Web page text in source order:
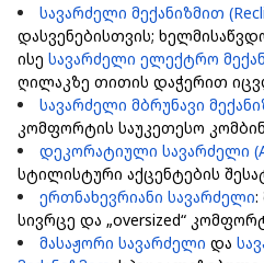
სავარძელი მექანიზმით
დასვენებისთვის;
ისე სავარძელი ელექტრო
ღილაკზე თითის დაჭერით
სავარძელი მბრუნავი
კომფორტის საუკეთესო
დეკორატიული სავარძელი
სტილისტური აქცენტების
ერთნახევრიანი სავარძელი:
სივრცე და „oversized“
მასაჟორი სავარძელი და